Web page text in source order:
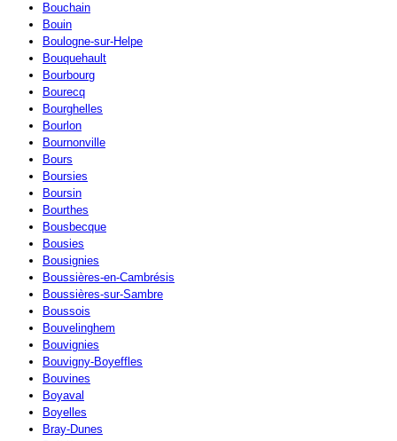
Bouchain
Bouin
Boulogne-sur-Helpe
Bouquehault
Bourbourg
Bourecq
Bourghelles
Bourlon
Bournonville
Bours
Boursies
Boursin
Bourthes
Bousbecque
Bousies
Bousignies
Boussières-en-Cambrésis
Boussières-sur-Sambre
Boussois
Bouvelinghem
Bouvignies
Bouvigny-Boyeffles
Bouvines
Boyaval
Boyelles
Bray-Dunes